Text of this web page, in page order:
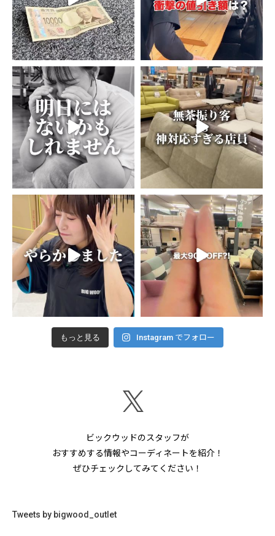
もっと見る Instagram でフォロー
ビックウッドのスタッフが
おすすめする情報やコーディネートを紹介！
ぜひチェックしてみてください！
Tweets by bigwood_outlet